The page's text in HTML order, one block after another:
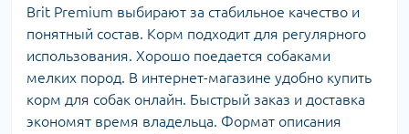
Brit Premium выбирают за стабильное качество и
понятный состав. Корм подходит для регулярного
использования. Хорошо поедается собаками
мелких пород. В интернет-магазине удобно купить
корм для собак онлайн. Быстрый заказ и доставка
экономят время владельца. Формат описания